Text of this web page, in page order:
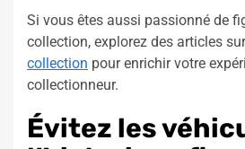
Si vous êtes aussi passionné de
collection, explorez des articles
collection pour enrichir votre
collectionneur.
Évitez les